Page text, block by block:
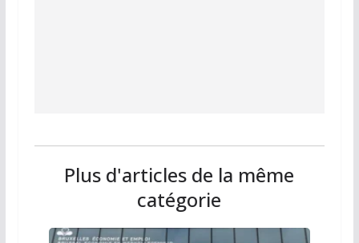
Plus d'articles de la même
catégorie